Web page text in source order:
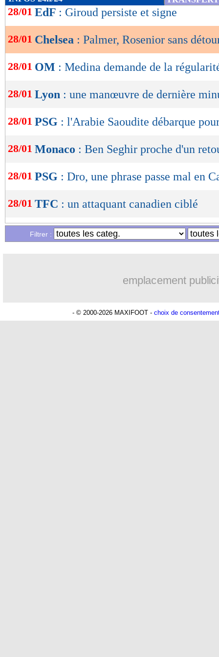
de
OK
28/01 EdF : Giroud persiste et signe
28/01 Chelsea : Palmer, Rosenior sans
28/01 OM : Medina demande de la
28/01 Lyon : une manœuvre de dernière
28/01 PSG : l'Arabie Saoudite débarque
28/01 Monaco : Ben Seghir proche d'un
28/01 PSG : Dro, une phrase passe mal en
28/01 TFC : un attaquant canadien ciblé
Liste des brèves du mar. 27 janvier
Filtrer :
emplacement
- © 2000-2026 MAXIFOOT - choix de